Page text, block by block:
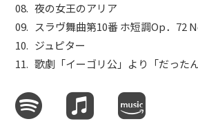
夜の女王のアリア
スラヴ舞曲第10番 ホ短調Op．72
ジュピター
歌劇「イーゴリ公」より「だった